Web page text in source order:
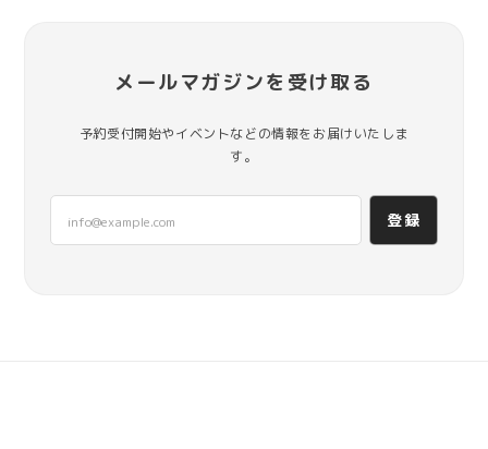
メールマガジンを受け取る
予約受付開始やイベントなどの情報をお届けいたしま
す。
登録